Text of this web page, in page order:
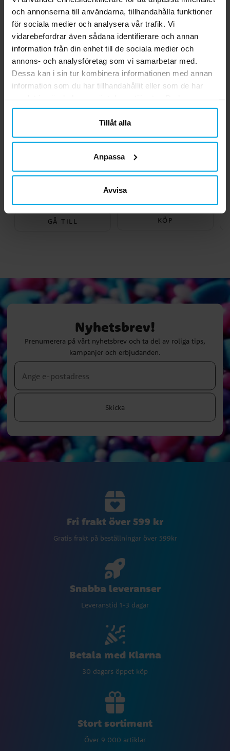
och annonserna till användarna, tillhandahålla funktioner
för sociala medier och analysera vår trafik. Vi
vidarebefordrar även sådana identifierare och annan
information från din enhet till de sociala medier och
annons- och analysföretag som vi samarbetar med.
Dessa kan i sin tur kombinera informationen med annan
information som du har tillhandahållit eller som de har
närsomhelst ändra ditt samtycke.
Tillåt alla
Anpassa
Avvisa
Andra köpte även
Stitch & Angel
Kalaspaket 8-16
189,00 krTidigare pris:
199,00 kr
GÅ TILL
Spidey Cake Toppers 16-
pack
KÖP
Nyhetsbrev!
Prenumerera på vårt nyhetsbrev och ta del av roliga tips,
kampanjer och erbjudanden.
Skicka
Fri frakt över 599 kr
Gratis frakt på beställningar över 599kr
Snabba leveranser
Leveranstid 1-3 dagar
Betala med Klarna
30 dagars öppet köp
Stort sortiment
Över 9 000 artiklar